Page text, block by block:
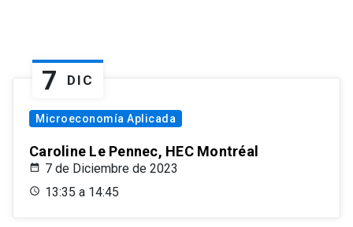
7 DIC
Microeconomía Aplicada
Caroline Le Pennec, HEC Montréal
7 de Diciembre de 2023
13:35 a 14:45